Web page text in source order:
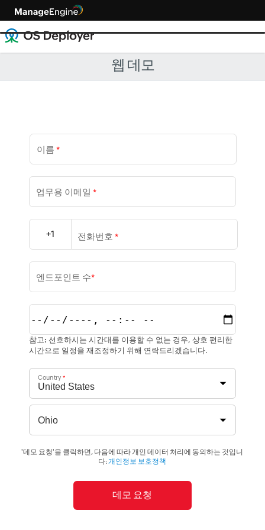
웹 데모
이름*
업무용 이메일 *
+1 전화번호 *
엔드포인트 수*
참고: 선호하시는 시간대를 이용할 수 없는 경우, 상호 편리한
시간으로 일정을 재조정하기 위해 연락드리겠습니다.
Country *
'데모 요청'을 클릭하면, 다음에 따라 개인 데이터 처리에 동의하는 것입니
다:개인정보 보호정책